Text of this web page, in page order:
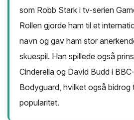
som Robb Stark i tv-serien
Rollen gjorde ham til et
navn og gav ham stor
skuespil. Han spillede også
Cinderella og David Budd i
Bodyguard, hvilket også bidrog
popularitet.